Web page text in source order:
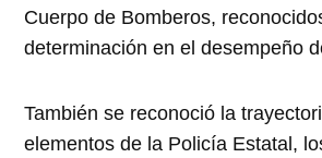
Cuerpo de Bomberos,
determinación en el desempeño
También se reconoció la
elementos de la Policía Estatal,